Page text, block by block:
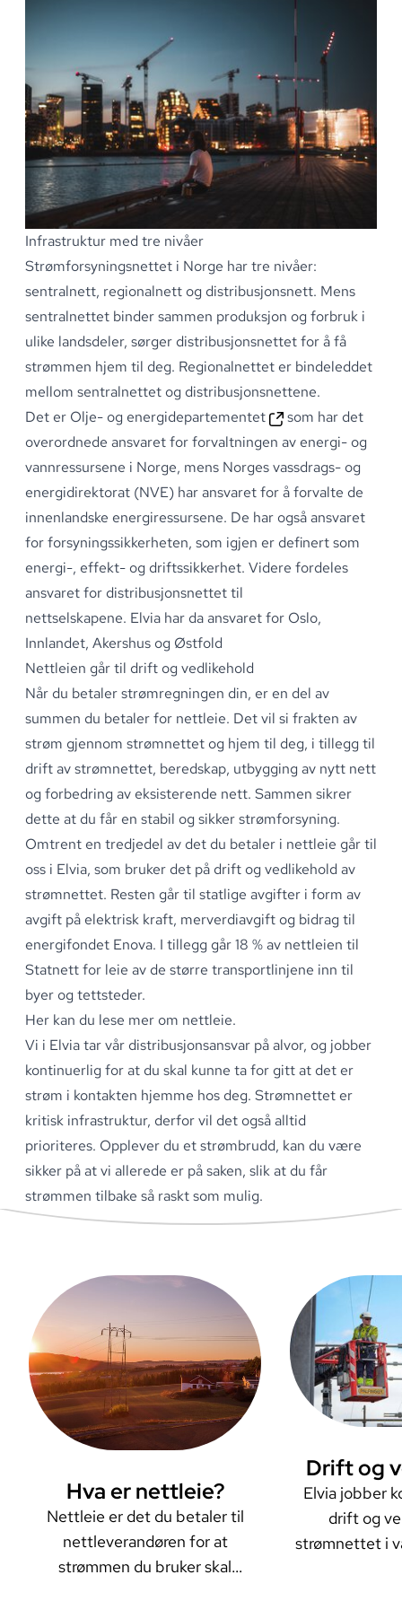
Infrastruktur med tre nivåer
Strømforsyningsnettet i Norge har tre nivåer:
sentralnett, regionalnett og distribusjonsnett. Mens
sentralnettet binder sammen produksjon og forbruk i
ulike landsdeler, sørger distribusjonsnettet for å få
strømmen hjem til deg. Regionalnettet er bindeleddet
mellom sentralnettet og distribusjonsnettene.
Det er Olje- og energidepartementet
som har det
overordnede ansvaret for forvaltningen av energi- og
vannressursene i Norge, mens Norges vassdrags- og
energidirektorat (NVE) har ansvaret for å forvalte de
innenlandske energiressursene. De har også ansvaret
for forsyningssikkerheten, som igjen er definert som
energi-, effekt- og driftssikkerhet. Videre fordeles
ansvaret for distribusjonsnettet til
nettselskapene. Elvia har da ansvaret for Oslo,
Innlandet, Akershus og Østfold
Nettleien går til drift og vedlikehold
Når du betaler strømregningen din, er en del av
summen du betaler for nettleie. Det vil si frakten av
strøm gjennom strømnettet og hjem til deg, i tillegg til
drift av strømnettet, beredskap, utbygging av nytt nett
og forbedring av eksisterende nett. Sammen sikrer
dette at du får en stabil og sikker strømforsyning.
Omtrent en tredjedel av det du betaler i nettleie går til
oss i Elvia, som bruker det på drift og vedlikehold av
strømnettet. Resten går til statlige avgifter i form av
avgift på elektrisk kraft, merverdiavgift og bidrag til
energifondet Enova. I tillegg går 18 % av nettleien til
Statnett for leie av de større transportlinjene inn til
byer og tettsteder.
Her kan du lese mer om nettleie.
Vi i Elvia tar vår distribusjonsansvar på alvor, og jobber
kontinuerlig for at du skal kunne ta for gitt at det er
strøm i kontakten hjemme hos deg. Strømnettet er
kritisk infrastruktur, derfor vil det også alltid
prioriteres. Opplever du etstrømbrudd, kan du være
sikker på at vi allerede er på saken, slik at du får
strømmen tilbake så raskt som mulig.
Les mer om
Hva er nettleie?
Nettleie er det du betaler til
nettleverandøren for at
strømmen du bruker skal
Les mer
Drift og
Elvia jobber
drift og
strømnettet i